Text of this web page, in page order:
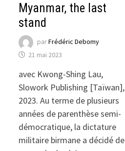
Myanmar, the last
stand
parFrédéric Debomy
21 mai 2023
avec Kwong-Shing Lau,
Slowork Publishing [Taïwan],
2023. Au terme de plusieurs
années de parenthèse semi-
démocratique, la dictature
militaire birmane a décidé de